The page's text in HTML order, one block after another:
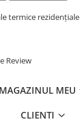
termice rezidențiale
Review
MAGAZINUL MEU
CLIENTI